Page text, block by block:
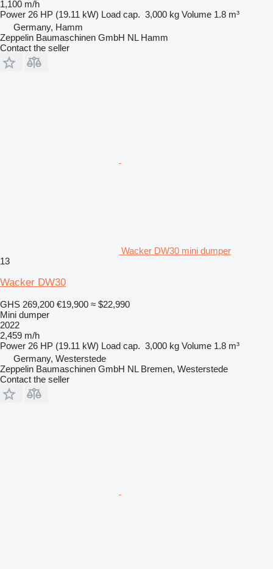
1,100 m/h
Power 26 HP (19.11 kW) Load cap. 3,000 kg Volume 1.8 m³
Germany, Hamm
Zeppelin Baumaschinen GmbH NL Hamm
Contact the seller
Wacker DW30 mini dumper
13
Wacker DW30
GHS 269,200 €19,900 ≈ $22,990
Mini dumper
2022
2,459 m/h
Power 26 HP (19.11 kW) Load cap. 3,000 kg Volume 1.8 m³
Germany, Westerstede
Zeppelin Baumaschinen GmbH NL Bremen, Westerstede
Contact the seller